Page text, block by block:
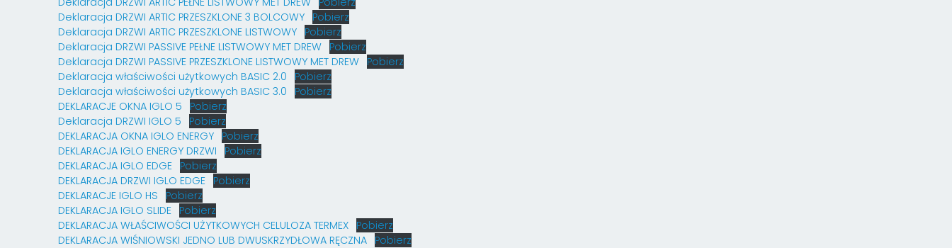
Deklaracja DRZWI ARTIC PRZESZKLONE 3 BOLCOWY Pobierz
Deklaracja DRZWI ARTIC PRZESZKLONE LISTWOWY Pobierz
Deklaracja DRZWI PASSIVE PEŁNE LISTWOWY MET DREW Pobierz
Deklaracja DRZWI PASSIVE PRZESZKLONE LISTWOWY MET DREW Pobierz
Deklaracja właściwości użytkowych BASIC 2.0
Pobierz
Deklaracja właściwości użytkowych BASIC 3.0
Pobierz
DEKLARACJE OKNA IGLO 5
Pobierz
Deklaracja DRZWI IGLO 5
Pobierz
DEKLARACJA OKNA IGLO ENERGY Pobierz
DEKLARACJA IGLO ENERGY DRZWI
Pobierz
DEKLARACJA IGLO EDGE Pobierz
DEKLARACJA DRZWI IGLO EDGE Pobierz
DEKLARACJE IGLO HS
Pobierz
DEKLARACJA IGLO SLIDE Pobierz
DEKLARACJA WŁAŚCIWOŚCI UŻYTKOWYCH CELULOZA TERMEX Pobierz
DEKLARACJA WIŚNIOWSKI JEDNO LUB DWUSKRZYDŁOWA RĘCZNA Pobierz